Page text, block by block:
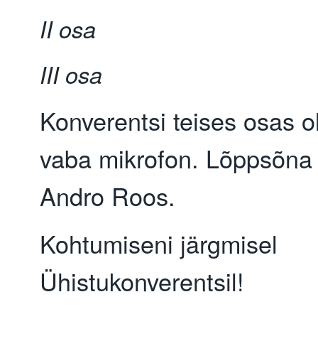
II osa
III osa
Konverentsi teises osas
vaba mikrofon.
Andro Roos.
Kohtumiseni järgmisel
Ühistukonverentsil!